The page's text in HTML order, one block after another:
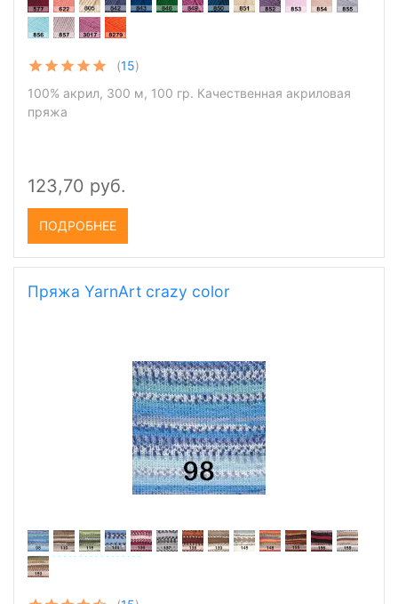
(15)
100% акрил, 300 м, 100 гр. Качественная акриловая
пряжа
123,70 руб.
ПОДРОБНЕЕ
Пряжа YarnArt crazy color